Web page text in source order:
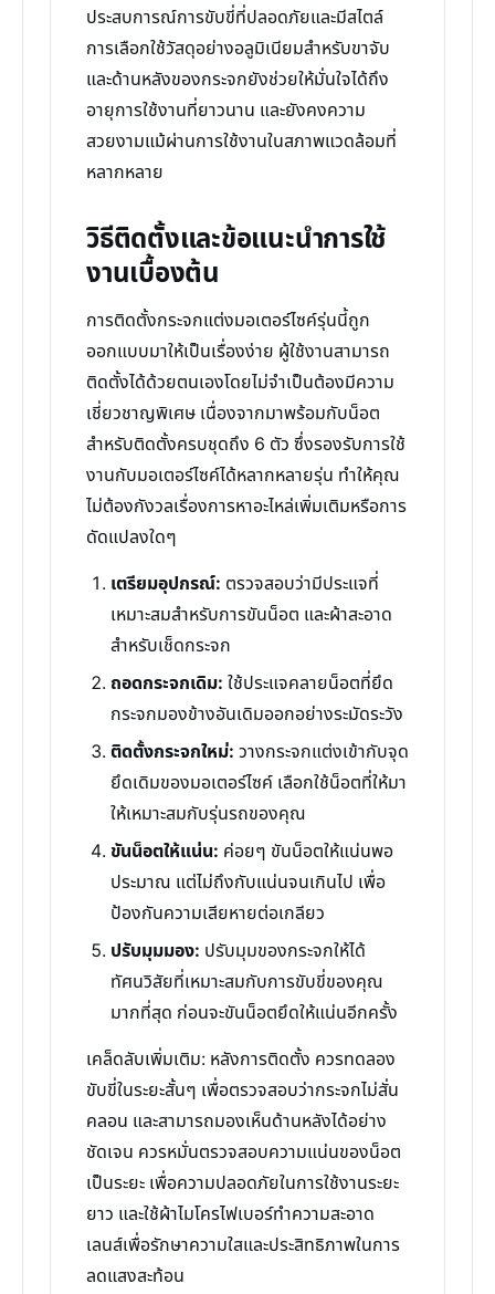
ประสบการณ์การขับขี่ที่ปลอดภัยและมีสไตล์
การเลือกใช้วัสดุอย่างอลูมิเนียมสำหรับขาจับ
และด้านหลังของกระจกยังช่วยให้มั่นใจได้ถึง
อายุการใช้งานที่ยาวนาน และยังคงความ
สวยงามแม้ผ่านการใช้งานในสภาพแวดล้อมที่
หลากหลาย
วิธีติดตั้งและข้อแนะนำการใช้
งานเบื้องต้น
การติดตั้งกระจกแต่งมอเตอร์ไซค์รุ่นนี้ถูก
ออกแบบมาให้เป็นเรื่องง่าย ผู้ใช้งานสามารถ
ติดตั้งได้ด้วยตนเองโดยไม่จำเป็นต้องมีความ
เชี่ยวชาญพิเศษ เนื่องจากมาพร้อมกับน็อต
สำหรับติดตั้งครบชุดถึง 6 ตัว ซึ่งรองรับการใช้
งานกับมอเตอร์ไซค์ได้หลากหลายรุ่น ทำให้คุณ
ไม่ต้องกังวลเรื่องการหาอะไหล่เพิ่มเติมหรือการ
ดัดแปลงใดๆ
เตรียมอุปกรณ์: ตรวจสอบว่ามีประแจที่
เหมาะสมสำหรับการขันน็อต และผ้าสะอาด
สำหรับเช็ดกระจก
ถอดกระจกเดิม: ใช้ประแจคลายน็อตที่ยึด
กระจกมองข้างอันเดิมออกอย่างระมัดระวัง
ติดตั้งกระจกใหม่: วางกระจกแต่งเข้ากับจุด
ยึดเดิมของมอเตอร์ไซค์ เลือกใช้น็อตที่ให้มา
ให้เหมาะสมกับรุ่นรถของคุณ
ขันน็อตให้แน่น: ค่อยๆ ขันน็อตให้แน่นพอ
ประมาณ แต่ไม่ถึงกับแน่นจนเกินไป เพื่อ
ป้องกันความเสียหายต่อเกลียว
ปรับมุมมอง: ปรับมุมของกระจกให้ได้
ทัศนวิสัยที่เหมาะสมกับการขับขี่ของคุณ
มากที่สุด ก่อนจะขันน็อตยึดให้แน่นอีกครั้ง
เคล็ดลับเพิ่มเติม: หลังการติดตั้ง ควรทดลอง
ขับขี่ในระยะสั้นๆ เพื่อตรวจสอบว่ากระจกไม่สั่น
คลอน และสามารถมองเห็นด้านหลังได้อย่าง
ชัดเจน ควรหมั่นตรวจสอบความแน่นของน็อต
เป็นระยะ เพื่อความปลอดภัยในการใช้งานระยะ
ยาว และใช้ผ้าไมโครไฟเบอร์ทำความสะอาด
เลนส์เพื่อรักษาความใสและประสิทธิภาพในการ
ลดแสงสะท้อน